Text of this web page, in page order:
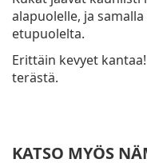
alapuolelle, ja
etupuolelta.
Erittäin kevyet
terästä.
KATSO MYÖS